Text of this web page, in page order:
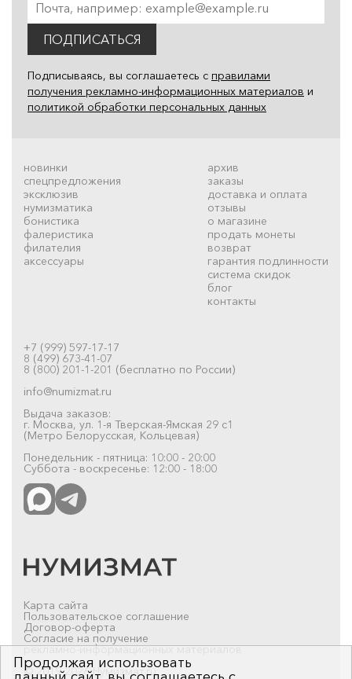
ПОДПИСАТЬСЯ
Подписываясь, вы соглашаетесь с правилами
получения рекламно-информационных материалов и
политикой обработки персональных данных
новинки
спецпредложения
эксклюзив
нумизматика
бонистика
фалеристика
филателия
аксессуары
архив
заказы
доставка и оплата
отзывы
о магазине
продать монеты
возврат
гарантия подлинности
система скидок
блог
контакты
+7 (999) 597-17-17
8 (499) 673-41-07
8 (800) 201-1-201 (бесплатно по России)
info@numizmat.ru
Выдача заказов:
г. Москва, ул. 1-я Тверская-Ямская 29 с1
(Метро Белорусская, Кольцевая)
Понедельник - пятница: 10:00 - 20:00
Суббота - воскресенье: 12:00 - 18:00
Карта сайта
Пользовательское соглашение
Договор-оферта
Согласие на получение
рекламно-информационных материалов
© 2019-2026 Нумизмат.ru
Продолжая использовать